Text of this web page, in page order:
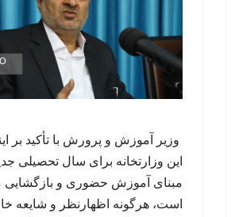
وزیر آموزش و پرورش با تأکید بر
این وزارتخانه برای سال تحصیلی
مبنای آموزش حضوری و
است، هرگونه اظهارنظر و شایعه